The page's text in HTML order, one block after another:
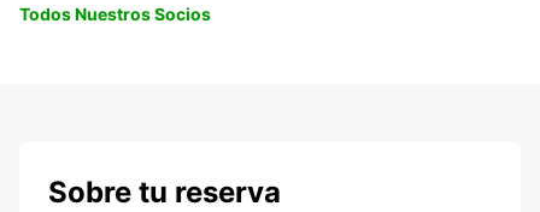
Todos Nuestros Socios
Sobre tu reserva